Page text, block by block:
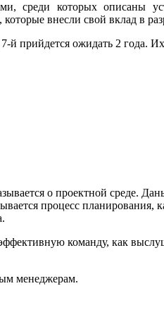
среди которых описаны
внесли свой вклад в
прийдется ожидать 2 года.
о проектной среде.
процесс планирования,
команду, как
менеджерам.